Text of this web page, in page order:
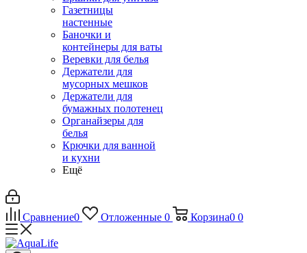
Газетницы
настенные
Баночки и
контейнеры для ваты
Веревки для белья
Держатели для
мусорных мешков
Держатели для
бумажных полотенец
Органайзеры для
белья
Крючки для ванной
и кухни
Ещё
Сравнение0 Отложенные 0 Корзина0 0